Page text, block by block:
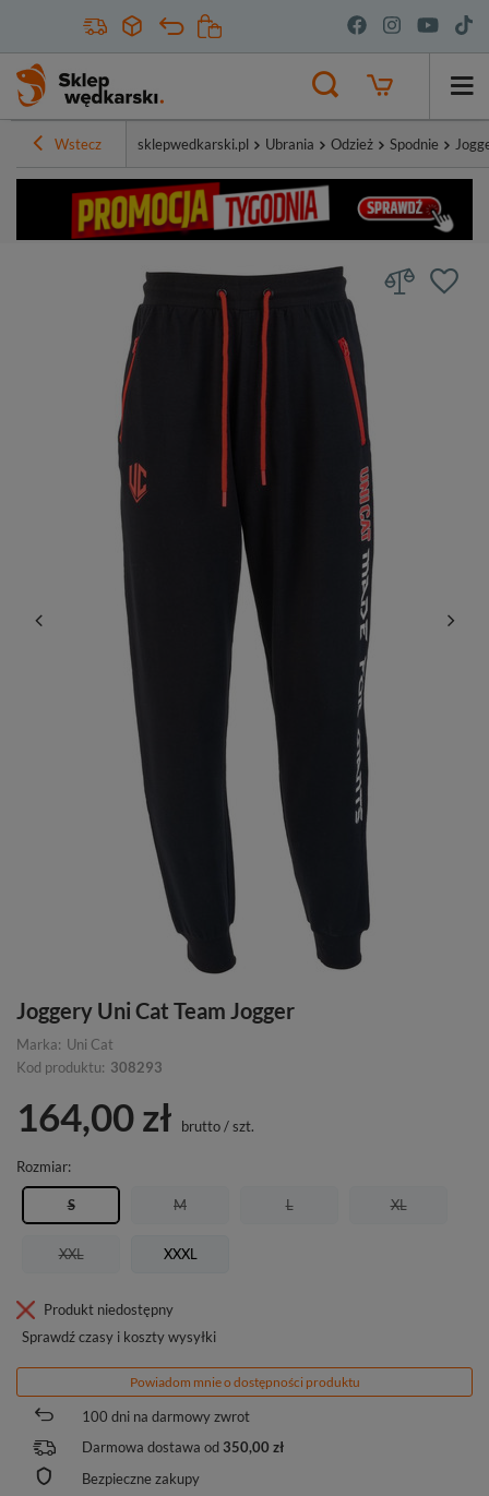
Wstecz sklepwedkarski.pl Ubrania Odzież Spodnie
Joggery Uni Cat Team Jogger
Marka: Uni Cat
Kod produktu: 308293
164,00 zł brutto/szt.
Rozmiar
S M L XL
XXL XXXL
Produkt niedostępny
Sprawdź czasy i koszty wysyłki
Powiadom mnie o dostępności produktu
100 dni na darmowy zwrot
Darmowa dostawa od 350,00 zł
Bezpieczne zakupy